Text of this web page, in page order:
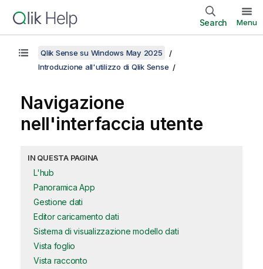
Search Menu
Qlik Sense su Windows May 2025
Introduzione all'utilizzo di Qlik Sense
Navigazione
nell'interfaccia utente
IN QUESTA PAGINA
L'hub
Panoramica App
Gestione dati
Editor caricamento dati
Sistema di visualizzazione modello dati
Vista foglio
Vista racconto